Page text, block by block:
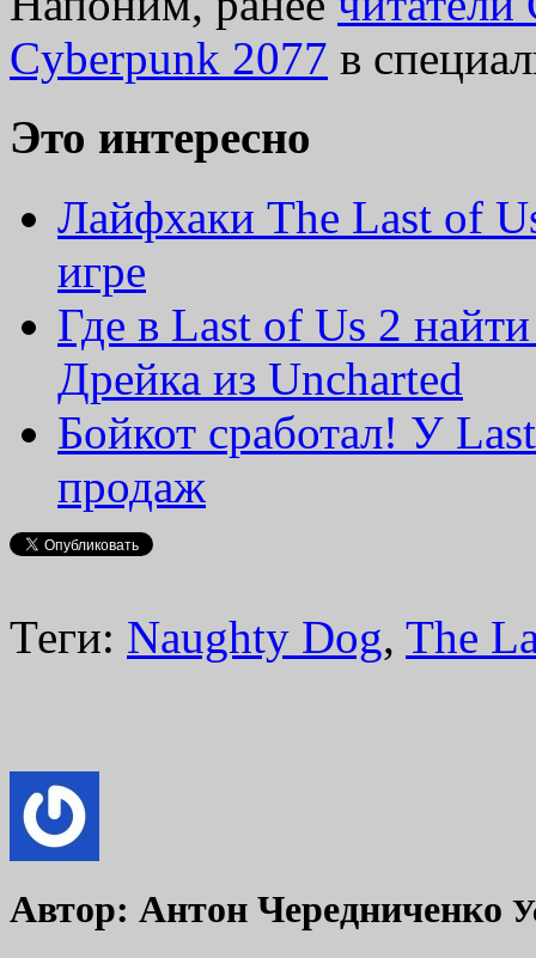
Cyberpunk 2077 в
Это интересно
Лайфхаки The Last of
игре
Где в Last of Us 2
Дрейка из Uncharted
Бойкот сработал! У
продаж
Теги: Naughty Dog, The
Автор: Антон Чередниченко